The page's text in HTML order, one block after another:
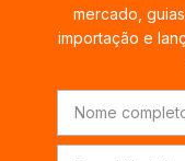
mercado,
importação e